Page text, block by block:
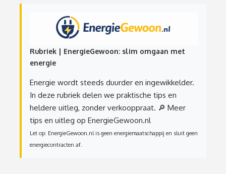
Rubriek | EnergieGewoon: slim omgaan met
energie
Energie wordt steeds duurder en ingewikkelder.
In deze rubriek delen we praktische tips en
heldere uitleg, zonder verkooppraat. 🔎 Meer
tips en uitleg op EnergieGewoon.nl
Let op: EnergieGewoon.nl is geen energiemaatschappij en sluit geen
energiecontracten af.